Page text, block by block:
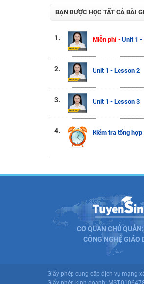
BẠN ĐƯỢC HỌC TẤT CẢ BÀI
1. Miễn phí - Unit 1 -
2. Unit 1 - Lesson 2
3. Unit 1 - Lesson 3
4. Kiểm tra tổng hợp
CƠ QUAN CHỦ
CÔNG NGHỆ GIÁO
Giấy phép cung cấp dịch vụ mạng
Giấy phép kinh doanh: MST-